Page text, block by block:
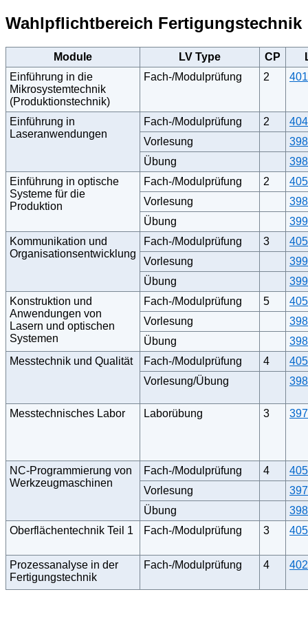
Wahlpflichtbereich Fertigungstechnik
Module LV Type CP
Einführung in die
Mikrosystemtechnik
(Produktionstechnik)
Fach-/Modulprüfung 2
Einführung in
Laseranwendungen
Fach-/Modulprüfung 2
Vorlesung
Übung
Einführung in optische
Systeme für die
Produktion
Fach-/Modulprüfung 2
Vorlesung
Übung
Kommunikation und
Organisationsentwicklung
Fach-/Modulprüfung 3
Vorlesung
Übung
Konstruktion und
Anwendungen von
Lasern und optischen
Systemen
Fach-/Modulprüfung 5
Vorlesung
Übung
Messtechnik und Qualität
Fach-/Modulprüfung 4
Vorlesung/Übung
Messtechnisches Labor Laborübung 3
NC-Programmierung von
Werkzeugmaschinen
Fach-/Modulprüfung 4
Vorlesung
Übung
Oberflächentechnik Teil 1
Fach-/Modulprüfung 3
Prozessanalyse in der
Fertigungstechnik
Fach-/Modulprüfung 4